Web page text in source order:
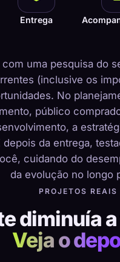
Entrega
uma pesquisa do
(inclusive os
No
público
a
depois da entrega,
cuidando do
da evolução no longo
PROJETOS REAIS
diminuía
Veja o